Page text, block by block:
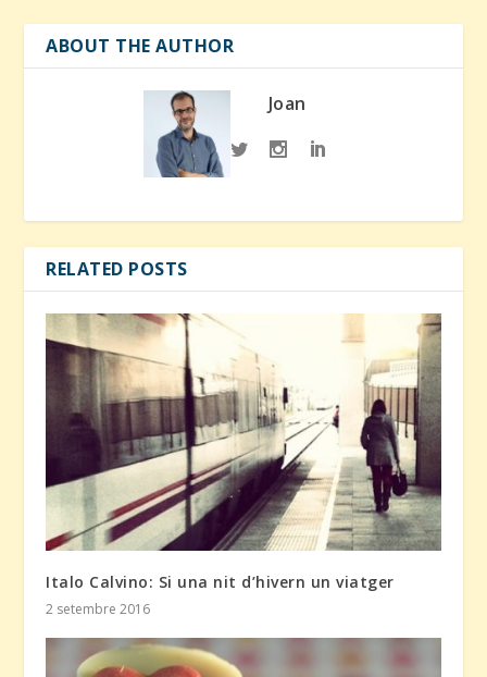
ABOUT THE AUTHOR
Joan
RELATED POSTS
Italo Calvino: Si una nit d’hivern un viatger
2 setembre 2016